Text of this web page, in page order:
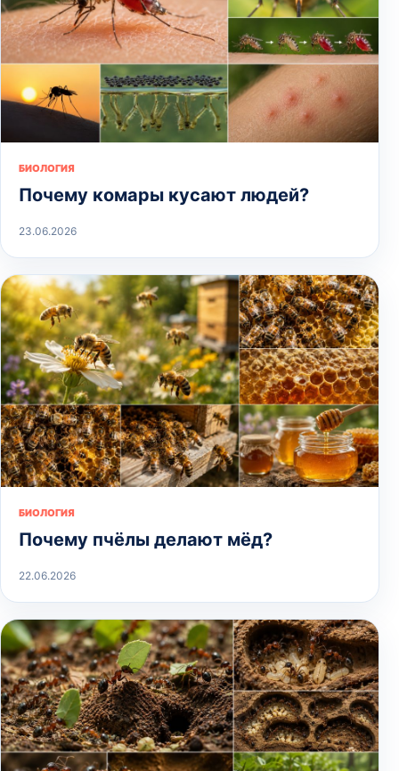
БИОЛОГИЯ
Почему комары кусают людей?
23.06.2026
БИОЛОГИЯ
Почему пчёлы делают мёд?
22.06.2026